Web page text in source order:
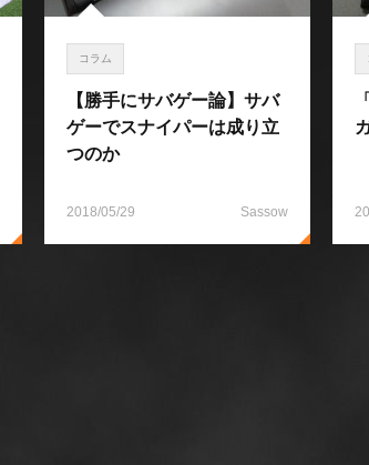
コラム
【勝手にサバゲー論】サバ
ゲーでスナイパーは成り立
つのか
2018/05/29 Sassow